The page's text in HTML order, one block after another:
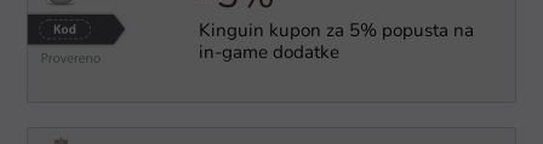
Kinguin kupon za 5% popusta na
in-game dodatke